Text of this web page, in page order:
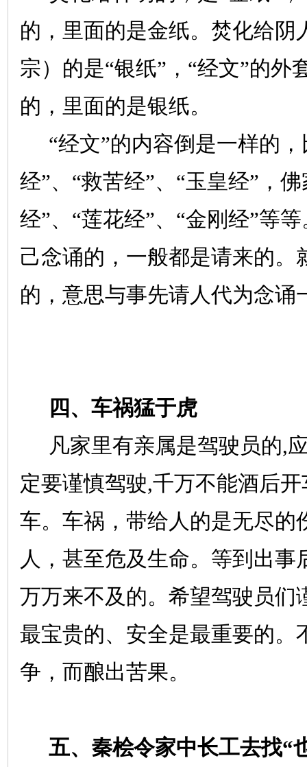
的，里面的是金纸。焚化给阴
宗）的是“银纸”，“经文”的外
的，里面的是银纸。
“经文”的内容倒是一样的
经”、“救苦经”、“玉皇经”，
经”、“莲花经”、“金刚经”等
己念诵的，一般都是请来的。
的，意思与事先请人代为念诵
四、车祸猛于虎
凡家里有亲属是驾驶员的,
定要谨慎驾驶,千万不能酒后
车。车祸，带给人的是无尽的
人，甚至危及生命。等到出事
万万来不及的。希望驾驶员们
最宝贵的、安全是最重要的。
争，而酿出苦果。
五、秦桧令家中长工去找“